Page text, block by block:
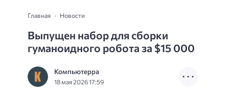
Главная Новости
Выпущен набор для сборки
гуманоидного робота за $15 000
Компьютерра
18 мая 2026 17:59